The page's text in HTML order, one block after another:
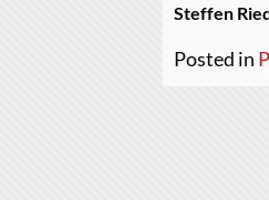
Steffen
Posted in